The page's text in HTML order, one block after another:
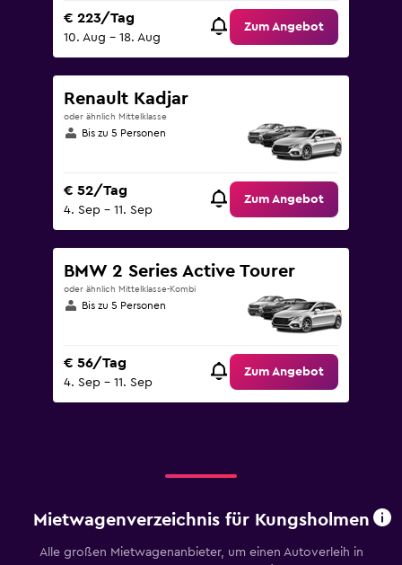
€ 223/Tag
10. Aug – 18. Aug
Zum Angebot
Renault Kadjar
oder ähnlich Mittelklasse
Bis zu 5 Personen
€ 52/Tag
4. Sep – 11. Sep
Zum Angebot
BMW 2 Series Active Tourer
oder ähnlich Mittelklasse-Kombi
Bis zu 5 Personen
€ 56/Tag
4. Sep – 11. Sep
Zum Angebot
Mietwagenverzeichnis für Kungsholmen
Alle großen Mietwagenanbieter, um einen Autoverleih in